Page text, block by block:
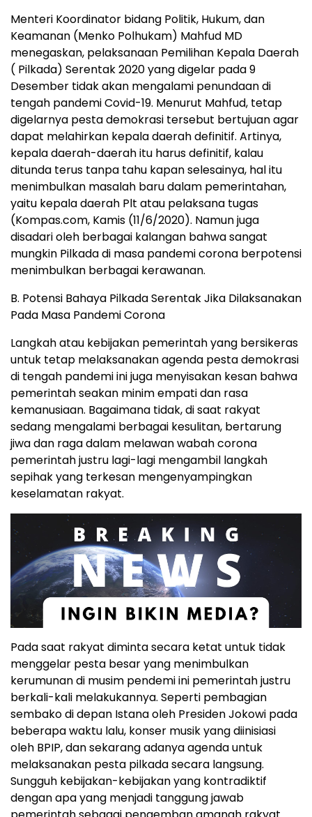
Menteri Koordinator bidang Politik, Hukum, dan
Keamanan (Menko Polhukam) Mahfud MD
menegaskan, pelaksanaan Pemilihan Kepala Daerah
( Pilkada) Serentak 2020 yang digelar pada 9
Desember tidak akan mengalami penundaan di
tengah pandemi Covid-19. Menurut Mahfud, tetap
digelarnya pesta demokrasi tersebut bertujuan agar
dapat melahirkan kepala daerah definitif. Artinya,
kepala daerah-daerah itu harus definitif, kalau
ditunda terus tanpa tahu kapan selesainya, hal itu
menimbulkan masalah baru dalam pemerintahan,
yaitu kepala daerah Plt atau pelaksana tugas
(Kompas.com, Kamis (11/6/2020). Namun juga
disadari oleh berbagai kalangan bahwa sangat
mungkin Pilkada di masa pandemi corona berpotensi
menimbulkan berbagai kerawanan.
B. Potensi Bahaya Pilkada Serentak Jika Dilaksanakan
Pada Masa Pandemi Corona
Langkah atau kebijakan pemerintah yang bersikeras
untuk tetap melaksanakan agenda pesta demokrasi
di tengah pandemi ini juga menyisakan kesan bahwa
pemerintah seakan minim empati dan rasa
kemanusiaan. Bagaimana tidak, di saat rakyat
sedang mengalami berbagai kesulitan, bertarung
jiwa dan raga dalam melawan wabah corona
pemerintah justru lagi-lagi mengambil langkah
sepihak yang terkesan mengenyampingkan
keselamatan rakyat.
Pada saat rakyat diminta secara ketat untuk tidak
menggelar pesta besar yang menimbulkan
kerumunan di musim pendemi ini pemerintah justru
berkali-kali melakukannya. Seperti pembagian
sembako di depan Istana oleh Presiden Jokowi pada
beberapa waktu lalu, konser musik yang diinisiasi
oleh BPIP, dan sekarang adanya agenda untuk
melaksanakan pesta pilkada secara langsung.
Sungguh kebijakan-kebijakan yang kontradiktif
dengan apa yang menjadi tanggung jawab